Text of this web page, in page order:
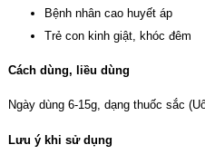
Bệnh nhân cao huyết áp
Trẻ con kinh giật, khóc đêm
Cách dùng, liều dùng
Ngày dùng 6-15g, dạng thuốc sắc
Lưu ý khi sử dụng